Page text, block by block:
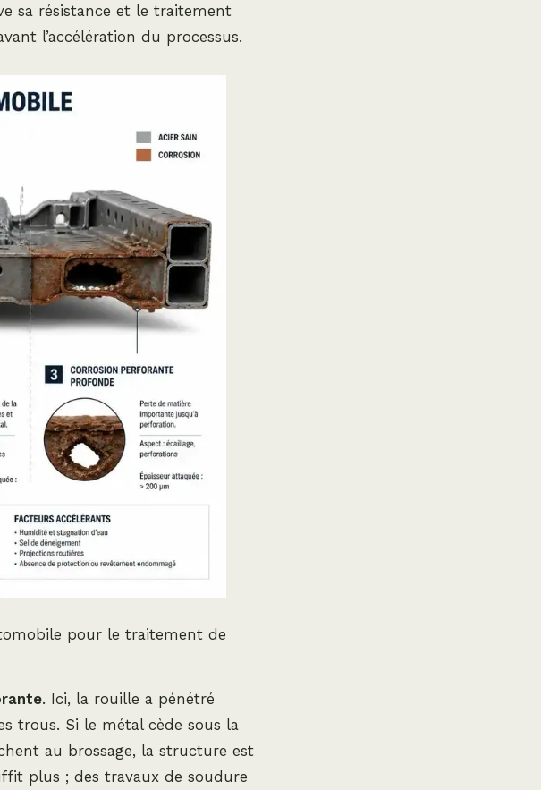
sa résistance et le traitement
l’accélération du processus.
pour le traitement de
. Ici, la rouille a pénétré
trous. Si le métal cède sous la
au brossage, la structure est
plus ; des travaux de soudure